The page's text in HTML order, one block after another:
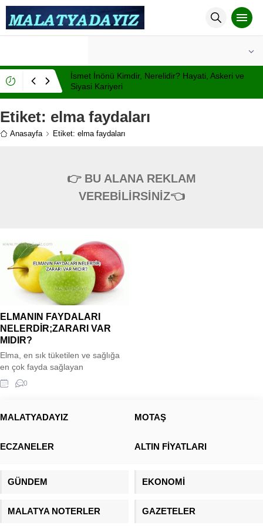
İsmet İnönü Kimdir, Nerelidir? Hayati, Askeri ve
Siyasi Kariyeri
Etiket: elma faydaları
Anasayfa Etiket: elma faydaları
👉 BU ALANA REKLAM
VEREBİLİRSİNİZ👈
ELMANIN FAYDALARI
NELERDİR;ZARARI VAR
MIDIR?
Elma, en sık tüketilen ve sağlığa
en çok fayda sağlayan
meyvelerden biridir. Hem besleyici
hem de kolay ulaşılabilir olması
yer tutar. İşte elmanın faydaları, iyi
NELERDİR;ZARARI VAR MIDIR?
quercetin)...
0
MALATYADAYIZ MOTAŞ
ECZANELER ALTIN FİYATLARI
GÜNDEM EKONOMİ
MALATYA NOTERLER GAZETELER